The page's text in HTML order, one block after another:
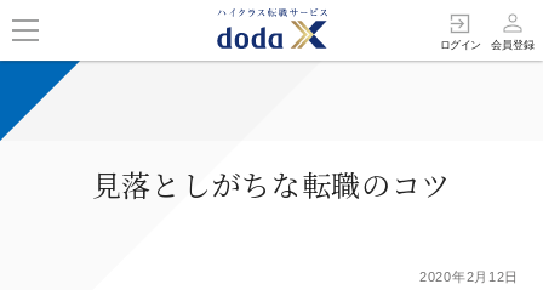
exit_to_app
ログイン
person_outline
会員登録
見落としがちな転職のコツ
2020年2月12日